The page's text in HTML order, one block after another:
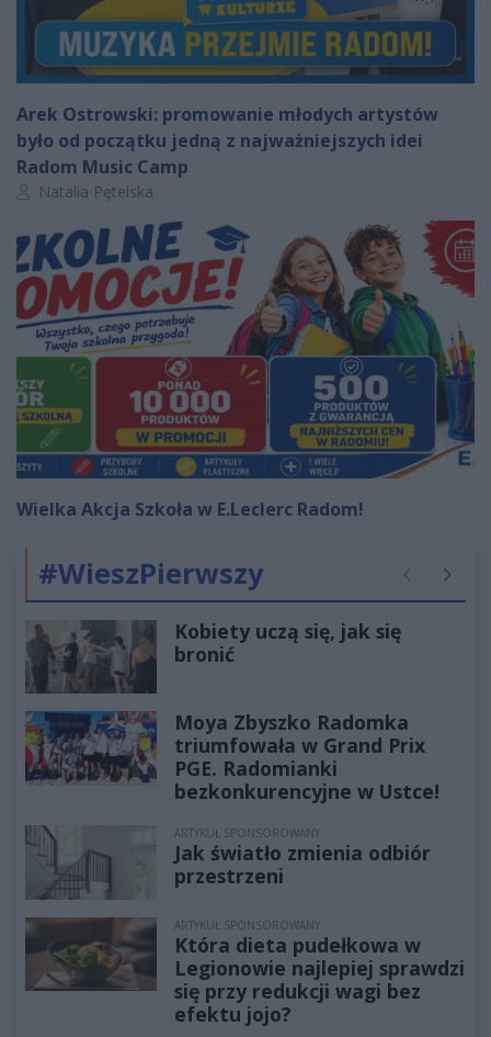
Arek Ostrowski: promowanie młodych artystów
było od początku jedną z najważniejszych idei
Radom Music Camp
Autor artykułu:
Natalia Pętelska
Wielka Akcja Szkoła w E.Leclerc Radom!
#WieszPierwszy Poprzednie
Kobiety uczą się, jak się
bronić
Moya Zbyszko Radomka
triumfowała w Grand Prix
PGE. Radomianki
bezkonkurencyjne w Ustce!
ARTYKUŁ SPONSOROWANY
Jak światło zmienia odbiór
przestrzeni
ARTYKUŁ SPONSOROWANY
Która dieta pudełkowa w
Legionowie najlepiej sprawdzi
się przy redukcji wagi bez
efektu jojo?